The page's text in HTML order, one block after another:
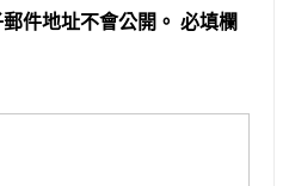
件地址不會公開。 必填欄